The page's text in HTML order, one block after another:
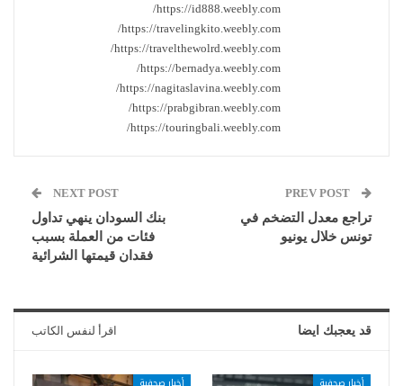
https://id888.weebly.com/
https://travelingkito.weebly.com/
https://travelthewolrd.weebly.com/
https://bernadya.weebly.com/
https://nagitaslavina.weebly.com/
https://prabgibran.weebly.com/
https://touringbali.weebly.com/
تراجع معدل التضخم في
تونس خلال يونيو
NEXT POST
بنك السودان ينهي تداول
فئات من العملة بسبب
فقدان قيمتها الشرائية
قد يعجبك ايضا اقرأ لنفس الكاتب